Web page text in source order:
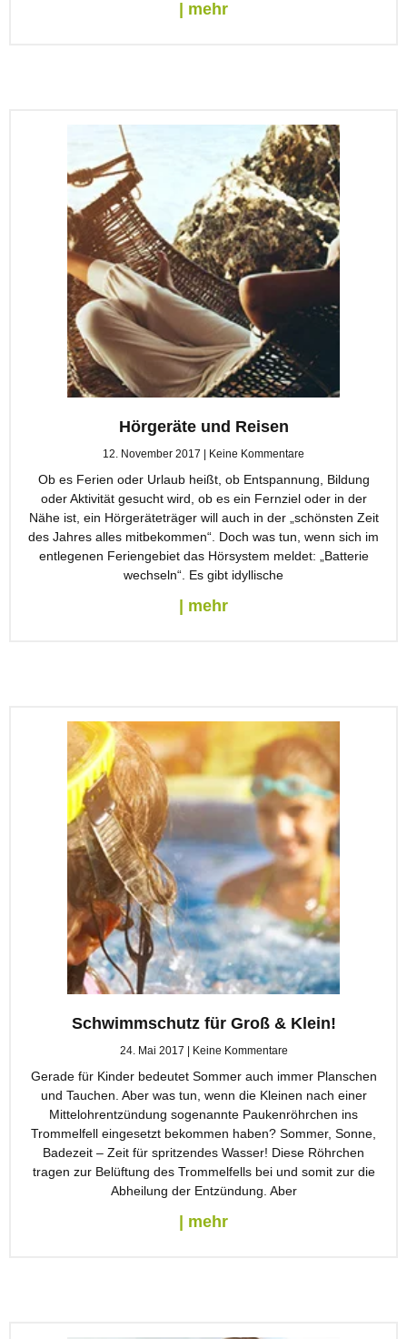
| mehr
Hörgeräte und Reisen
12. November 2017 Keine Kommentare
Ob es Ferien oder Urlaub heißt, ob Entspannung, Bildung
oder Aktivität gesucht wird, ob es ein Fernziel oder in der
Nähe ist, ein Hörgeräteträger will auch in der „schönsten Zeit
des Jahres alles mitbekommen“. Doch was tun, wenn sich im
entlegenen Feriengebiet das Hörsystem meldet: „Batterie
wechseln“. Es gibt idyllische
| mehr
Schwimmschutz für Groß & Klein!
24. Mai 2017 Keine Kommentare
Gerade für Kinder bedeutet Sommer auch immer Planschen
und Tauchen. Aber was tun, wenn die Kleinen nach einer
Mittelohrentzündung sogenannte Paukenröhrchen ins
Trommelfell eingesetzt bekommen haben? Sommer, Sonne,
Badezeit – Zeit für spritzendes Wasser! Diese Röhrchen
tragen zur Belüftung des Trommelfells bei und somit zur die
Abheilung der Entzündung. Aber
| mehr